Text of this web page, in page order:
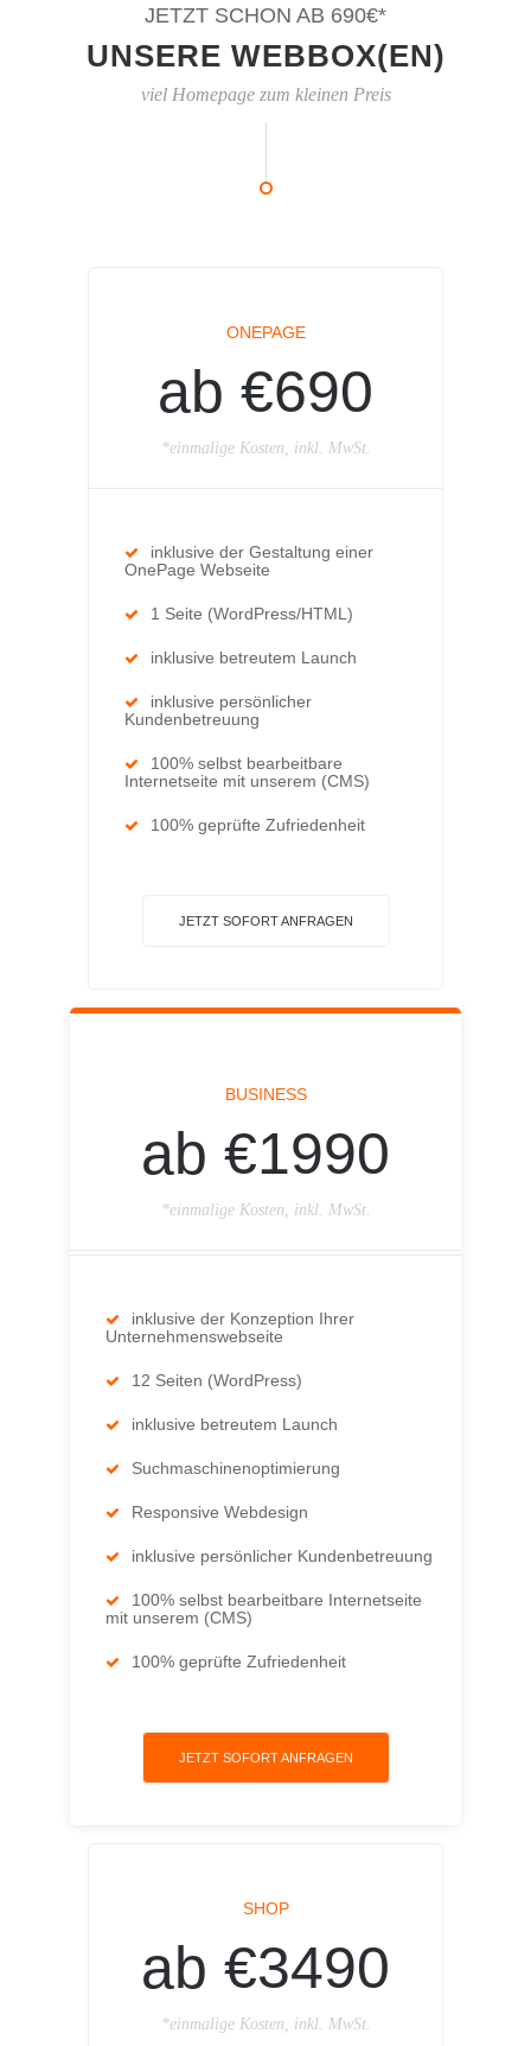
JETZT SCHON AB 690€*
UNSERE WEBBOX(EN)
viel Homepage zum kleinen Preis
ONEPAGE
ab €690
*einmalige Kosten, inkl. MwSt.
inklusive der Gestaltung einer
OnePage Webseite
1 Seite (WordPress/HTML)
inklusive betreutem Launch
inklusive persönlicher
Kundenbetreuung
100% selbst bearbeitbare
Internetseite mit unserem (CMS)
100% geprüfte Zufriedenheit
JETZT SOFORT ANFRAGEN
BUSINESS
ab €1990
*einmalige Kosten, inkl. MwSt.
inklusive der Konzeption Ihrer
Unternehmenswebseite
12 Seiten (WordPress)
inklusive betreutem Launch
Suchmaschinenoptimierung
Responsive Webdesign
inklusive persönlicher Kundenbetreuung
100% selbst bearbeitbare Internetseite
mit unserem (CMS)
100% geprüfte Zufriedenheit
JETZT SOFORT ANFRAGEN
SHOP
ab €3490
*einmalige Kosten, inkl. MwSt.